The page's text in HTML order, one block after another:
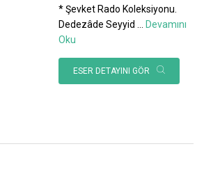
* Şevket Rado Koleksiyonu.
Dedezâde Seyyid
Devamını
Oku
ESER DETAYINI GÖR